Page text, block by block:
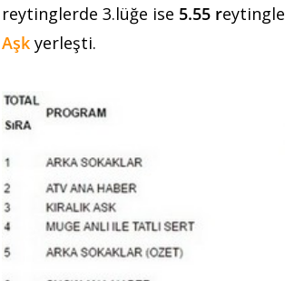
reytinglerde 3.lüğe ise 5.55 reytingle
Aşk yerleşti.